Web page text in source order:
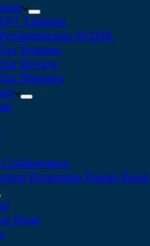
Tahunan
SP2DK
Retainer
Review
Planning
Pengusaha Paham Pajak
Pajak